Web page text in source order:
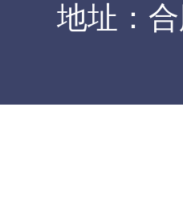
地址：